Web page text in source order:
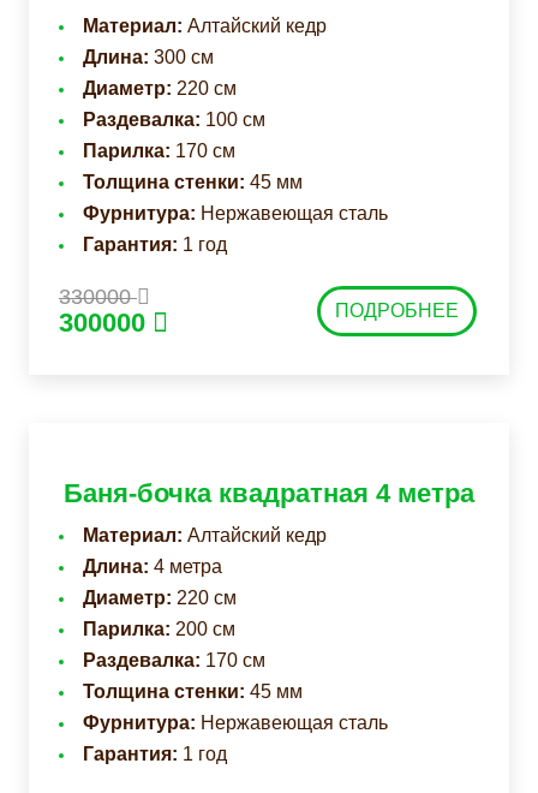
Материал: Алтайский кедр
Длина: 300 см
Диаметр: 220 см
Раздевалка: 100 см
Парилка: 170 см
Толщина стенки: 45 мм
Фурнитура: Нержавеющая сталь
Гарантия: 1 год
330000
300000 ПОДРОБНЕЕ
Баня-бочка квадратная 4 метра
Материал: Алтайский кедр
Длина: 4 метра
Диаметр: 220 см
Парилка: 200 см
Раздевалка: 170 см
Толщина стенки: 45 мм
Фурнитура: Нержавеющая сталь
Гарантия: 1 год